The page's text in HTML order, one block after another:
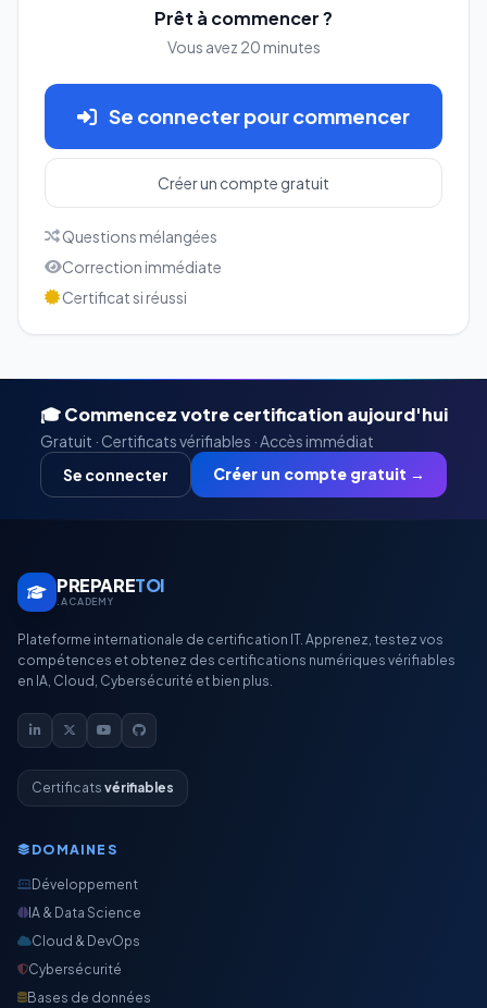
Prêt à commencer ?
Vous avez 20 minutes
Se connecter pour commencer
Créer un compte gratuit
Questions mélangées
Correction immédiate
Certificat si réussi
🎓 Commencez votre certification aujourd'hui
Gratuit · Certificats vérifiables · Accès immédiat
Se connecter
Créer un compte gratuit →
PREPARETOI
.ACADEMY
Plateforme internationale de certification IT. Apprenez, testez vos
compétences et obtenez des certifications numériques vérifiables
en IA, Cloud, Cybersécurité et bien plus.
Certificats vérifiables
DOMAINES
Développement
IA & Data Science
Cloud & DevOps
Cybersécurité
Bases de données